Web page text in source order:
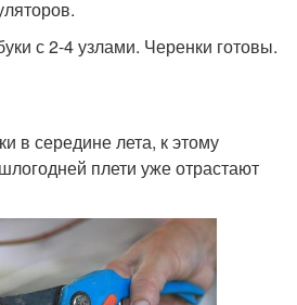
с 2-4 узлами. Черенки готовы.
в середине лета, к этому
плети уже отрастают